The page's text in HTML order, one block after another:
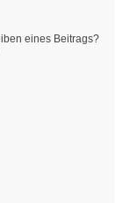
eines Beitrags?